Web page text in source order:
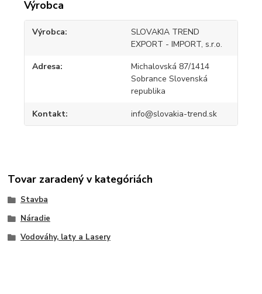
Výrobca
Výrobca
SLOVAKIA TREND
EXPORT - IMPORT, s.r.o.
Adresa
Michalovská 87/1414
Sobrance Slovenská
republika
Kontakt info@slovakia-trend.sk
Tovar zaradený v kategóriách
Stavba
Náradie
Vodováhy, laty a Lasery